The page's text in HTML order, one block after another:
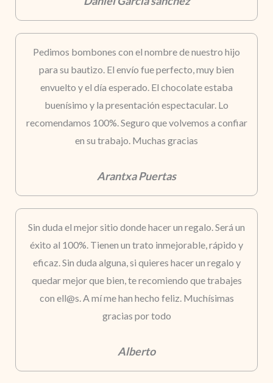
Pedimos bombones con el nombre de nuestro hijo
para su bautizo. El envío fue perfecto, muy bien
envuelto y el día esperado. El chocolate estaba
buenísimo y la presentación espectacular. Lo
recomendamos 100%. Seguro que volvemos a confiar
en su trabajo. Muchas gracias
Arantxa Puertas
Sin duda el mejor sitio donde hacer un regalo. Será un
éxito al 100%. Tienen un trato inmejorable, rápido y
eficaz. Sin duda alguna, si quieres hacer un regalo y
quedar mejor que bien, te recomiendo que trabajes
con ell@s. A mí me han hecho feliz. Muchísimas
gracias por todo
Alberto